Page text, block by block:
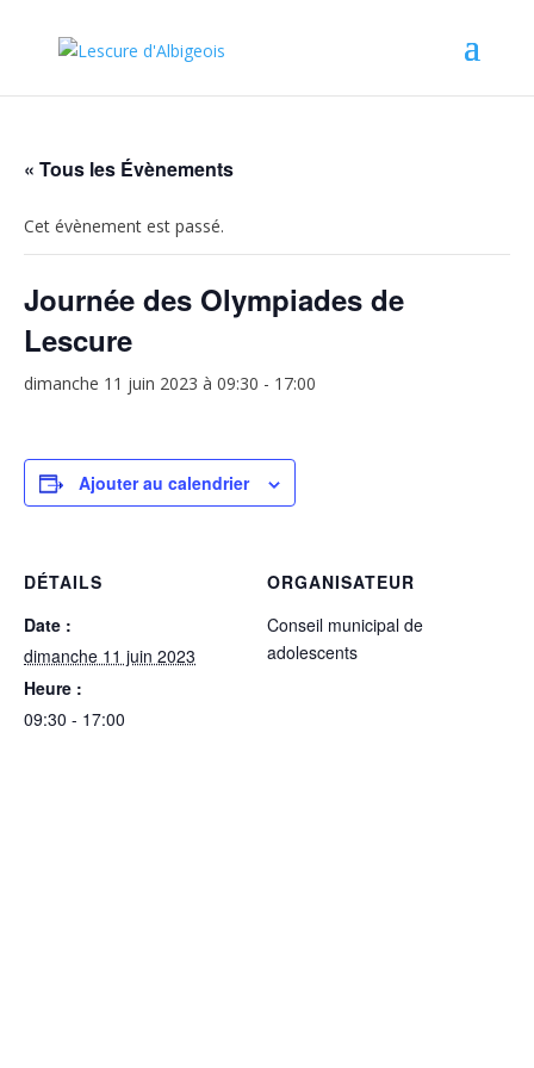
« Tous les Évènements
Cet évènement est passé.
Journée des Olympiades de
Lescure
dimanche 11 juin 2023 à 09:30 - 17:00
Ajouter au calendrier
DÉTAILS
Date :
dimanche 11 juin 2023
Heure :
09:30 - 17:00
ORGANISATEUR
Conseil municipal de
adolescents